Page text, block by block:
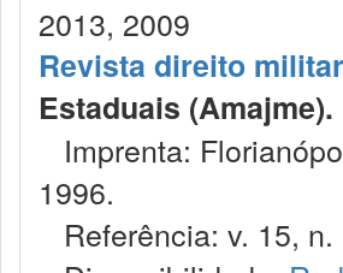
2013, 2009
Revista direito militar
Estaduais (Amajme).
Imprenta:
1996.
Referência: v. 15,